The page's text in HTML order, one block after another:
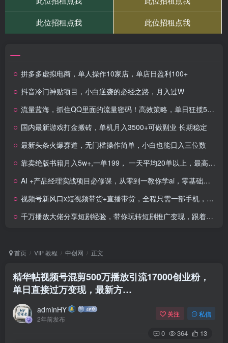
拼多多虚拟电商，单人操作10家店，单店日盈利100+
抖音冷门神贴项目，小白逆袭的必经之路，月入过W
流量蓝海，抓住QQ里面的流量密码！高效策略，单日狂揽500+精准创业粉
国内最新游戏打金搬砖，单机月入3500+可做副业 长期稳定
最新头条火爆赛道，无门槛操作简单，小白也能日入三位数
靠卖绝版书籍月入5w+,一单199， 一天平均20单以上，最高收益日入 4500+
AI +产品经理实战项目必修课，从零到一教你学ai，零基础也能学的入门指南
视频号新风口x短视频带货+直播带货，全程只需一部手机，无需货源、0粉丝、可直播、可不直播
千万播放大佬分享短剧经验，带你玩转短剧推广变现，跟着操作看一遍就会
首页 VIP 教程 中创网 正文
精华帖视频号混剪500万播放引流17000创业粉，
单日直接过万变现，最新方…
adminHY
2年前发布
关注 私信
0 364 13